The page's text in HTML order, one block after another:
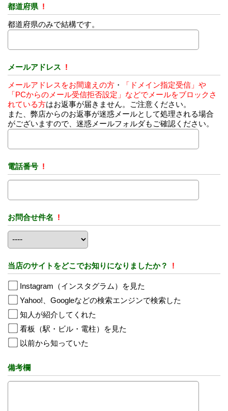
都道府県 !
都道府県のみで結構です。
メールアドレス !
メールアドレスをお間違えの方 ・
「ドメイン指定受信」や
「PCからのメール受信拒否設定」などでメールをブロックさ
れている方はお返事が届きません。ご注意ください。
また、弊店からのお返事が迷惑メールとして処理される場合
がございますので、迷惑メールフォルダもご確認ください。
電話番号 !
お問合せ件名 !
当店のサイトをどこでお知りになりましたか？ !
Instagram（インスタグラム）を見た
Yahoo!、Googleなどの検索エンジンで検索した
知人が紹介してくれた
看板（駅・ビル・電柱）を見た
以前から知っていた
備考欄